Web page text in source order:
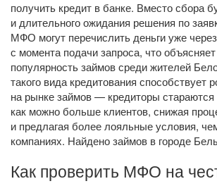
получить кредит в банке. Вместо сбора
и длительного ожидания решения по
МФО могут перечислить деньги уже
с момента подачи запроса, что
популярность займов среди жителей
такого вида кредитования способствует
на рынке займов — кредиторы стараются
как можно больше клиентов, снижая
и предлагая более лояльные условия,
компаниях. Найдено займов в городе
Как проверить МФО на